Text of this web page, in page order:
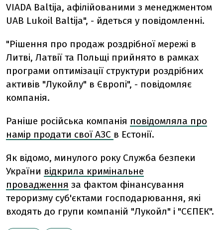
VIADA Baltija, афілійованими з менеджментом
UAB Lukoil Baltija", - йдеться у повідомленні.
"Рішення про продаж роздрібної мережі в
Литві, Латвії та Польщі прийнято в рамках
програми оптимізації структури роздрібних
активів "Лукойлу" в Європі", - повідомляє
компанія.
Раніше російська компанія повідомляла про
намір продати свої АЗС в Естонії.
Як відомо, минулого року Служба безпеки
України відкрила кримінальне
провадження за фактом фінансування
тероризму суб'єктами господарювання, які
входять до групи компаній "Лукойл" і "СЄПЕК".